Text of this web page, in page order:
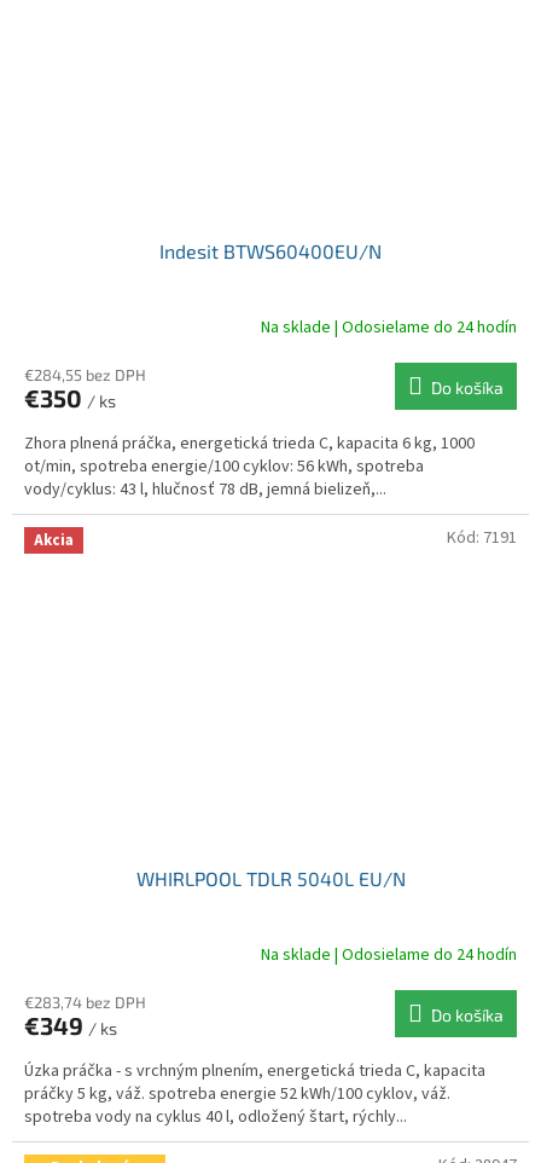
Indesit BTWS60400EU/N
Na sklade | Odosielame do 24 hodín
€284,55 bez DPH
€350 / ks
Do košíka
Zhora plnená práčka, energetická trieda C, kapacita 6 kg, 1000
ot/min, spotreba energie/100 cyklov: 56 kWh, spotreba
vody/cyklus: 43 l, hlučnosť 78 dB, jemná bielizeň,...
Akcia
WHIRLPOOL TDLR 5040L EU/N
Na sklade | Odosielame do 24 hodín
€283,74 bez DPH
€349 / ks
Do košíka
Úzka práčka - s vrchným plnením, energetická trieda C, kapacita
práčky 5 kg, váž. spotreba energie 52 kWh/100 cyklov, váž.
spotreba vody na cyklus 40 l, odložený štart, rýchly...
Kód: 7191